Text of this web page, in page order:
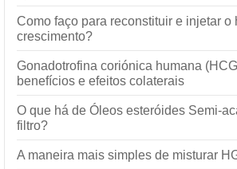
Como faço para reconstituir e injetar o
crescimento?
Gonadotrofina coriónica humana
benefícios e efeitos colaterais
O que há de Óleos esteróides Semi-
filtro?
A maneira mais simples de misturar